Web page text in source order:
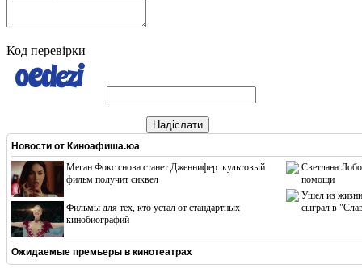
Код перевірки
Надіслати
Новости от Киноафиша.юа
Меган Фокс снова станет Дженнифер: культовый
фильм получит сиквел
Фильмы для тех, кто устал от стандартных
кинобиографий
Светлана
помощи
Ушел из жизни
сыграл в
Ожидаемые премьеры в кинотеатрах